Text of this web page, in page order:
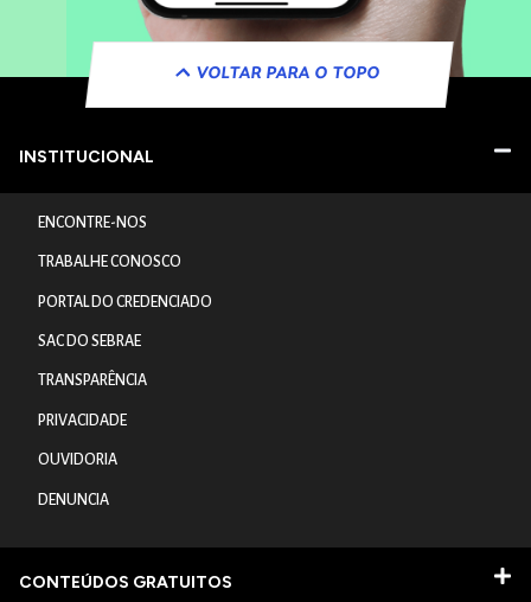
VOLTAR PARA O TOPO
INSTITUCIONAL
ENCONTRE-NOS
TRABALHE CONOSCO
PORTAL DO CREDENCIADO
SAC DO SEBRAE
TRANSPARÊNCIA
PRIVACIDADE
OUVIDORIA
DENUNCIA
CONTEÚDOS GRATUITOS